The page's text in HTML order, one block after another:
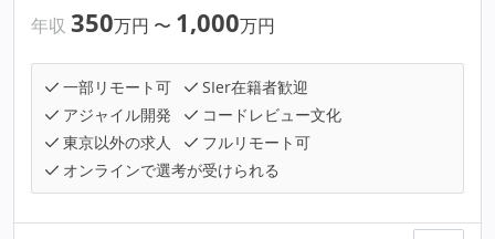
年収 350万円 〜 1,000万円
一部リモート可
SIer在籍者歓迎
アジャイル開発
コードレビュー文化
東京以外の求人
フルリモート可
オンラインで選考が受けられる